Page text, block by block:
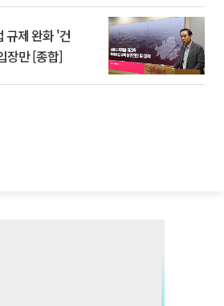
규제 완화 '건
장만 [종합]